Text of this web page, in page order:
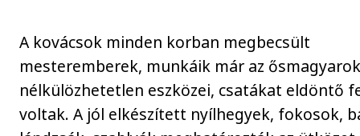
A kovácsok minden korban megbecsült
mesteremberek, munkáik már az
nélkülözhetetlen eszközei, csatákat eldöntő
voltak. A jól elkészített nyílhegyek, fokosok,